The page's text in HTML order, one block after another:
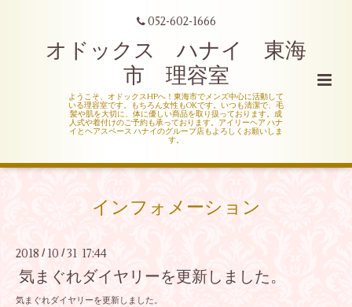
052-602-1666
オドックス ハナイ 東海
市 理容室
ようこそ、オドックスHPへ！東海市でメンズ中心に活動して
いる理容室です。もちろん女性もOKです。いつも清潔で、毛
髪や肌を大切に、体に優しい商品を取り扱っております。成
人式や着付けのご予約も承っております。アイリーヘア ハナ
イとヘアスペース ハナイのグループ店もよろしくお願いしま
す。
インフォメーション
2018 / 10 /31 17:44
気まぐれダイヤリーを更新しました。
気まぐれダイヤリーを更新しました。